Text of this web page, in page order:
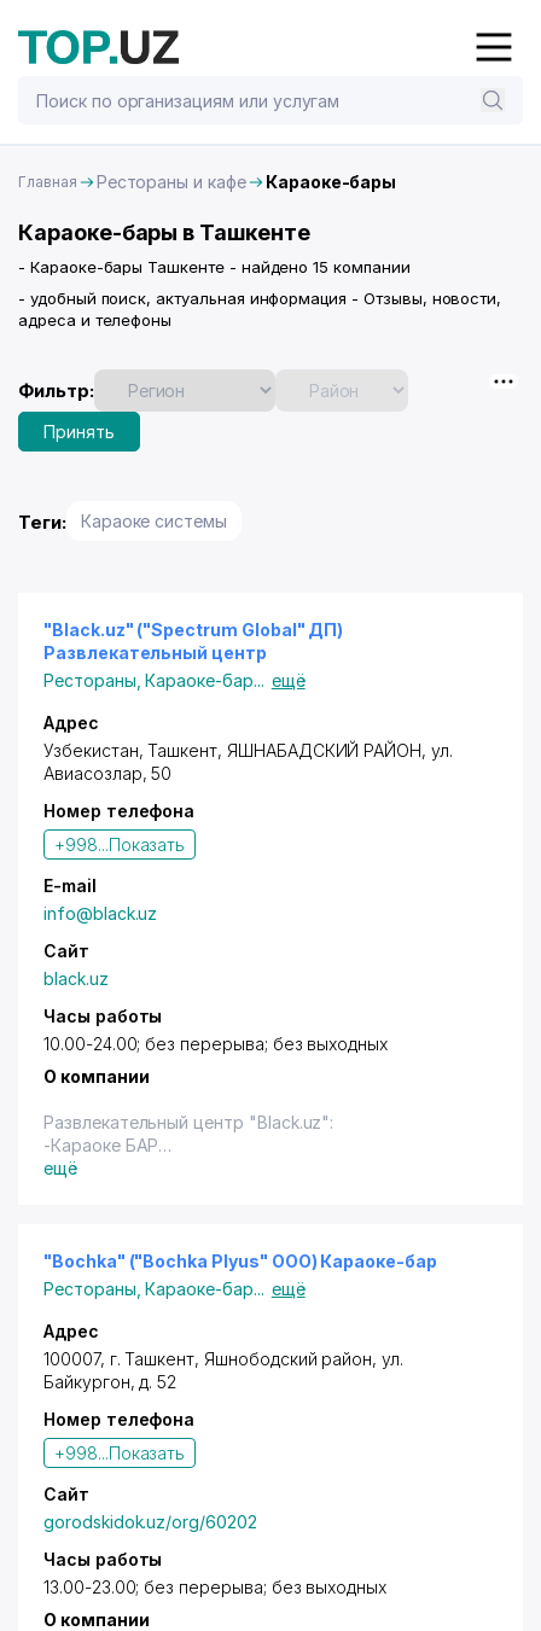
Главная Рестораны и кафе Караоке-бары
Караоке-бары в Ташкенте
- Караоке-бары Ташкенте - найдено 15 компании
- удобный поиск, актуальная информация - Отзывы, новости,
адреса и телефоны
Фильтр:
Принять
Теги: Караоке системы
"Black.uz" ("Spectrum Global" ДП)
Развлекательный центр
Рестораны ,Караоке-бар... ещё
Адрес
Узбекистан,Ташкент, ЯШНАБАДСКИЙ РАЙОН,ул.
Авиасозлар, 50
Номер телефона
+998...Показать
E-mail
info@black.uz
Сайт
black.uz
Часы работы
10.00-24.00; без перерыва; без выходных
О компании
Развлекательный центр "Black.uz":
-Караоке БАР
-Nintendo WII
телевидения
Имеется терминал.
ещё
"Bochka" ("Bochka Plyus" OOO) Караоке-бар
Рестораны ,Караоке-бар... ещё
Адрес
100007, г. Ташкент, Яшнободский район,ул.
Байкургон, д. 52
Номер телефона
+998...Показать
Сайт
gorodskidok.uz/org/60202
Часы работы
13.00-23.00; без перерыва; без выходных
О компании